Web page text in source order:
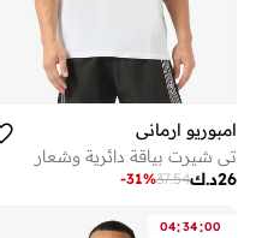
امبوريو ارماني
تي شيرت بياقة دائرية وشعار
د.ك26
37.54
-31%
04:34:00